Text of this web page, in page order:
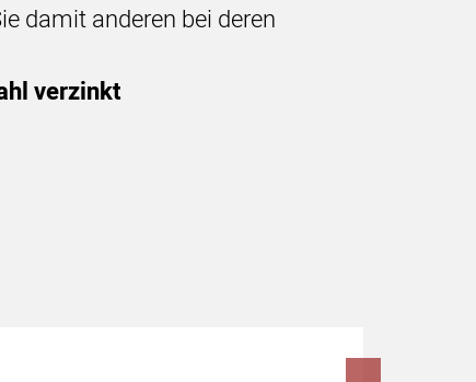
damit anderen bei deren
verzinkt